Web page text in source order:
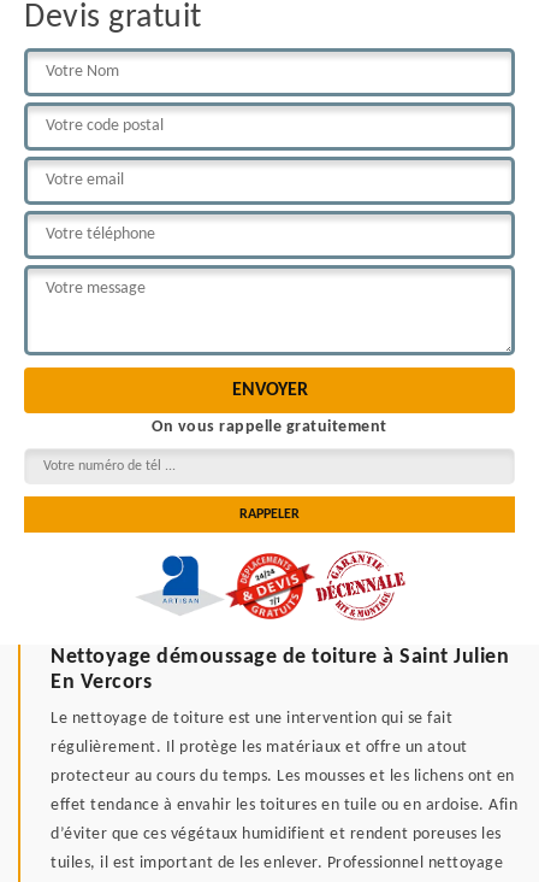
Devis gratuit
On vous rappelle gratuitement
Nettoyage démoussage de toiture à Saint Julien
En Vercors
Le nettoyage de toiture est une intervention qui se fait
régulièrement. Il protège les matériaux et offre un atout
protecteur au cours du temps. Les mousses et les lichens ont en
effet tendance à envahir les toitures en tuile ou en ardoise. Afin
d’éviter que ces végétaux humidifient et rendent poreuses les
tuiles, il est important de les enlever. Professionnel nettoyage